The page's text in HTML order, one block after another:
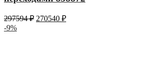
297594₽ 270540 ₽
-9%